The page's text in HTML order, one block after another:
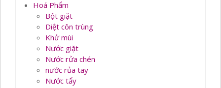
Hoá Phẩm
Bột giặt
Diệt côn trùng
Khử mùi
Nước giặt
Nước rửa chén
nước rủa tay
Nước tẩy